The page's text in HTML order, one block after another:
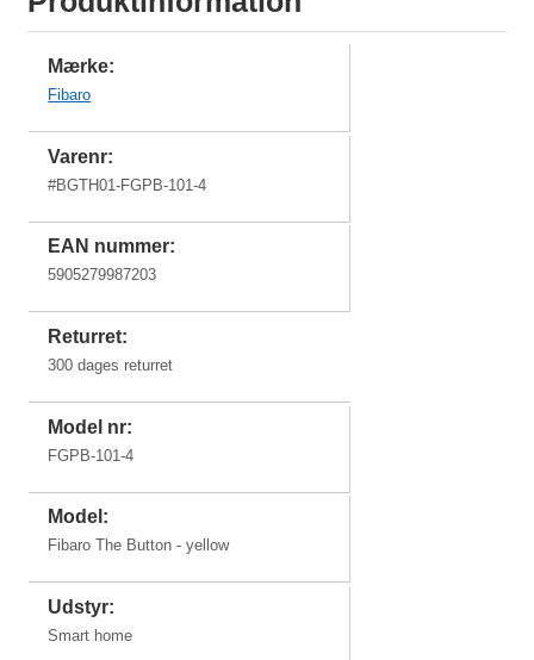
Mærke:
Fibaro
Varenr:
#BGTH01-FGPB-101-4
EAN nummer:
5905279987203
Returret:
300 dages returret
Model nr:
FGPB-101-4
Model:
Fibaro The Button - yellow
Udstyr:
Smart home